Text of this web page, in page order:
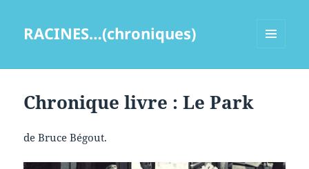
RACINES…(chroniques)
Chronique livre : Le Park
de Bruce Bégout.